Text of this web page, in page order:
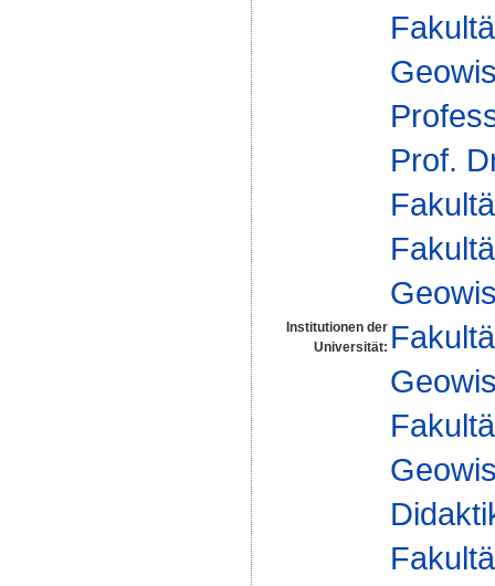
Institutionen der
Universität:
Prof.